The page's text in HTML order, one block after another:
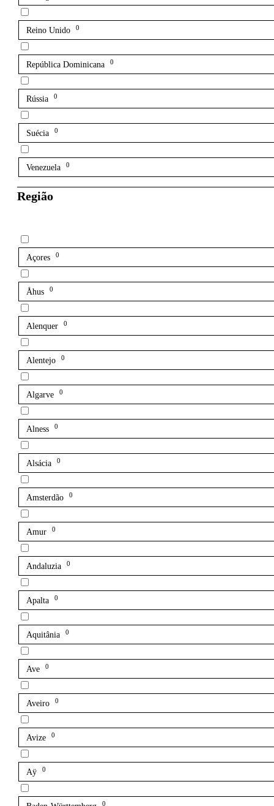
Reino Unido 0
República Dominicana 0
Rússia 0
Suécia 0
Venezuela 0
Região
Açores 0
Åhus 0
Alenquer 0
Alentejo 0
Algarve 0
Alness 0
Alsácia 0
Amsterdão 0
Amur 0
Andaluzia 0
Apalta 0
Aquitânia 0
Ave 0
Aveiro 0
Avize 0
Aÿ 0
0